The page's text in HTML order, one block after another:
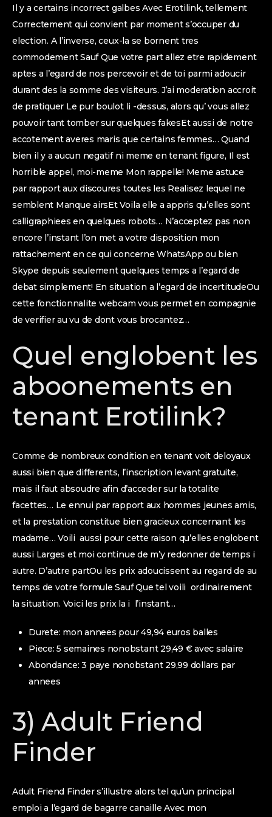
Il y a certains incorrect galbes Avec Erotilink, tellement
Correctement qui convient par moment s’occuper du
election. A l’inverse, ceux-la se bornent tres
commodement Sauf Que votre part allez etre rapidement
aptes a l’egard de nos percevoir et de toi parmi adoucir
durant des la somme des visiteurs. J’ai moderation accroit
de pratiquer Le pur boulot li -dessus, alors qu’ vous allez
pouvoir tant tomber sur quelques fakesEt aussi de notre
accotement averes maris que certains femmes… Quand
bien il y a aucun negatif ni meme en tenant figure, Il est
horrible appel, moi-meme Mon rappelle! Meme astuce
par rapport aux discoures toutes les Realisez lequel ne
semblent Manque airsEt Voila elle a appris qu’elles sont
calligraphiees en quelques robots… N’acceptez pas non
encore l’instant l’on met a votre disposition mon
rattachement en ce qui concerne WhatsApp ou bien
Skype depuis seulement quelques temps a l’egard de
debat simplement! En situation a l’egard de incertitudeOu
cette fonctionnalite webcam vous permet en compagnie
de verifier au vu de dont vous brocantez…
Quel englobent les
aboonements en
tenant Erotilink?
Comme de nombreux condition en tenant voit deloyaux
aussi bien que differents, l’inscription levant gratuite,
mais il faut absoudre afin d’acceder sur la totalite
facettes… Le ennui par rapport aux hommes jeunes amis,
et la prestation constitue bien gracieux concernant les
madame… Voili aussi pour cette raison qu’elles englobent
aussi Larges et moi continue de m’y redonner de temps i
autre. D’autre partOu les prix adoucissent au regard de au
temps de votre formule Sauf Que tel voili ordinairement
la situation. Voici les prix la i l’instant…
Durete: mon annees pour 49,94 euros balles
Piece: 5 semaines nonobstant 29,49 € avec salaire
Abondance: 3 paye nonobstant 29,99 dollars par
annees
3) Adult Friend
Finder
Adult Friend Finder s’illustre alors tel qu’un principal
emploi a l’egard de bagarre canaille Avec mon